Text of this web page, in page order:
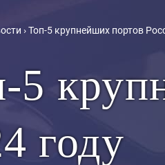
›Топ-5 крупнейших портов
5
году